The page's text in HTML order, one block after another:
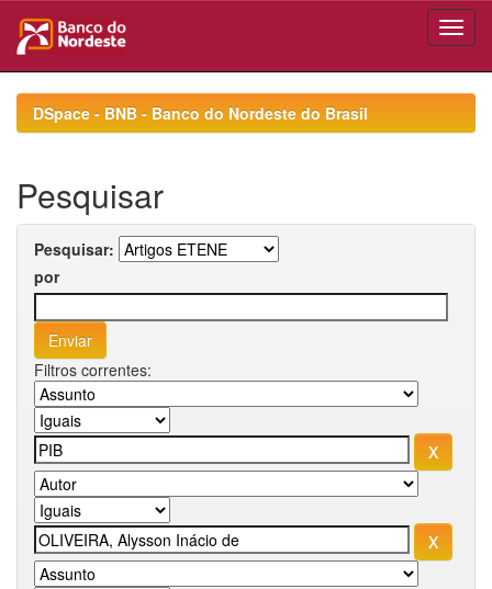
navigationDSpace - BNB - Banco do Nordeste do Brasil
Pesquisar
Pesquisar:
por
Filtros correntes: